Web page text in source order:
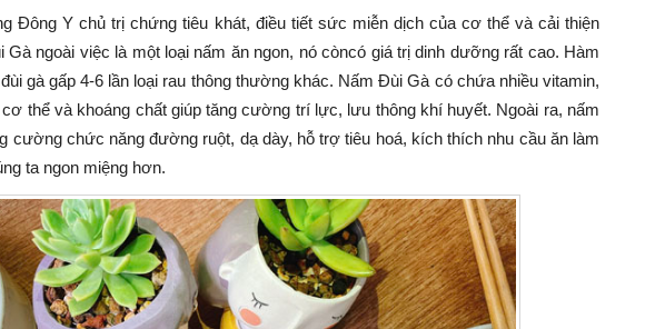
Đông Y chủ trị chứng tiêu khát, điều tiết sức miễn dịch của cơ thể và cải thiện
Gà ngoài việc là một loại nấm ăn ngon, nó còncó giá trị dinh dưỡng rất cao. Hàm
gà gấp 4-6 lần loại rau thông thường khác. Nấm Đùi Gà có chứa nhiều vitamin,
thể và khoáng chất giúp tăng cường trí lực, lưu thông khí huyết. Ngoài ra, nấm
cường chức năng đường ruột, dạ dày, hỗ trợ tiêu hoá, kích thích nhu cầu ăn làm
ta ngon miệng hơn.